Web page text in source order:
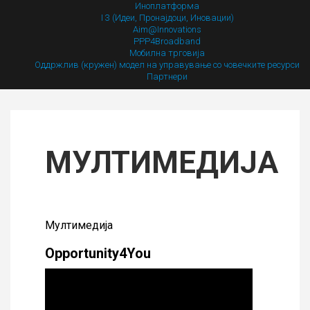
Иноплатформа
I 3 (Идеи, Пронајдоци, Иновации)
Aim@Innovations
PPP4Broadband
Мобилна трговија
Оддржлив (кружен) модел на управување со човечките ресурси
Партнери
МУЛТИМЕДИЈА
Мултимедија
Opportunity4You